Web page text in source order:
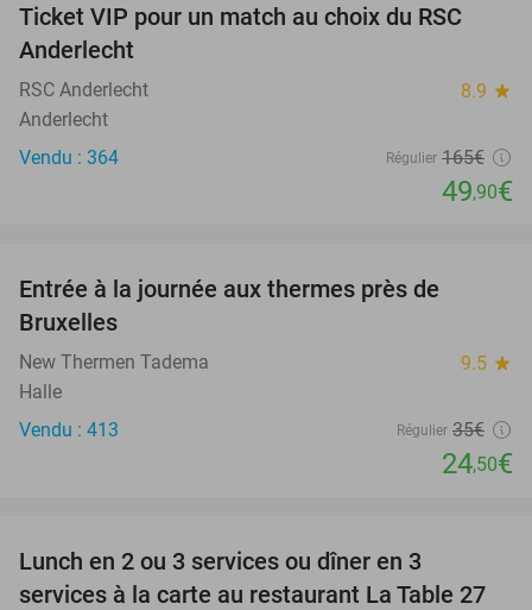
70%
Ticket VIP pour un match au choix du RSC
Anderlecht
RSC Anderlecht 8.9 star
Anderlecht
Vendu : 364
Régulier 165€
49,90€
Entrée à la journée aux thermes près de
Bruxelles
New Thermen Tadema 9.5 star
Halle
Vendu : 413
Régulier 35€
24,50€
Lunch en 2 ou 3 services ou dîner en 3
services à la carte au restaurant La Table 27